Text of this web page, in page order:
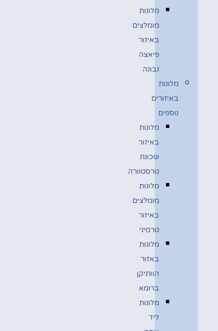
מלונות
מומלצים
באיזור
פיאצה
נבונה
מלונות
באיזורים
נוספים
מלונות
באיזור
שכונת
טרסטוורה
מלונות
מומלצים
באיזור
טרמיני
מלונות
באזור
הוותיקן
ברומא
מלונות
ליד